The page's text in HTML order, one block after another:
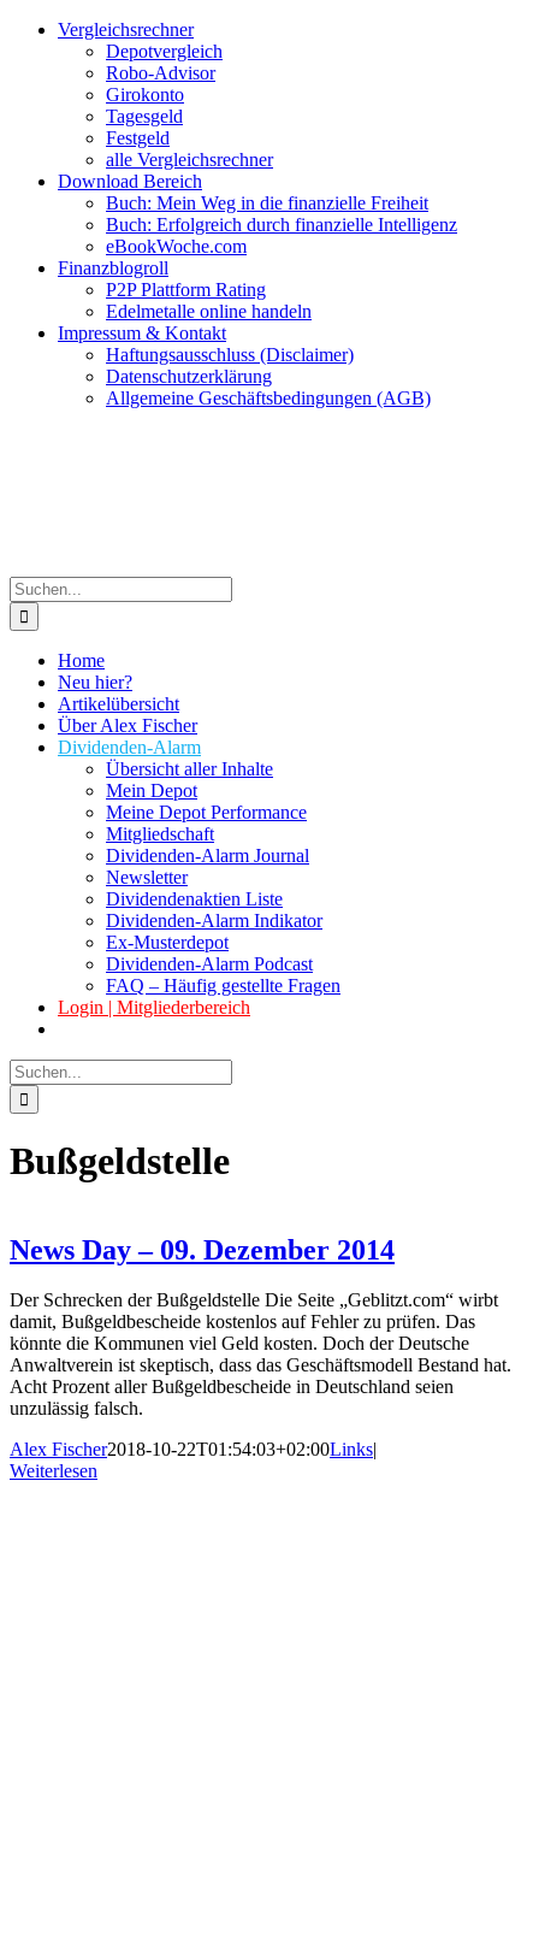
Zum
Facebook
Twitter
Instagram
Pinterest
YouTubeVergleichsrechner
Depotvergleich
Robo-Advisor
Girokonto
Tagesgeld
Festgeld
alle Vergleichsrechner
Download Bereich
Buch: Mein Weg in die finanzielle Freiheit
Buch: Erfolgreich durch finanzielle Intelligenz
eBookWoche.com
Finanzblogroll
P2P Plattform Rating
Edelmetalle online handeln
Impressum & Kontakt
Haftungsausschluss (Disclaimer)
Datenschutzerklärung
Allgemeine Geschäftsbedingungen (AGB)
Suche
nach:
Home
Neu hier?
Artikelübersicht
Über Alex Fischer
Dividenden-Alarm
Übersicht aller Inhalte
Mein Depot
Meine Depot Performance
Mitgliedschaft
Dividenden-Alarm Journal
Newsletter
Dividendenaktien Liste
Dividenden-Alarm Indikator
Ex-Musterdepot
Dividenden-Alarm Podcast
FAQ – Häufig gestellte Fragen
Login | Mitgliederbereich
Suche
nach:
Bußgeldstelle
News Day – 09. Dezember 2014
Der Schrecken der Bußgeldstelle Die Seite „Geblitzt.com“ wirbt
damit, Bußgeldbescheide kostenlos auf Fehler zu prüfen. Das
könnte die Kommunen viel Geld kosten. Doch der Deutsche
Anwaltverein ist skeptisch, dass das Geschäftsmodell Bestand hat.
Acht Prozent aller Bußgeldbescheide in Deutschland seien
unzulässig falsch.
Alex Fischer2018-10-22T01:54:03+02:00Links|
Weiterlesen